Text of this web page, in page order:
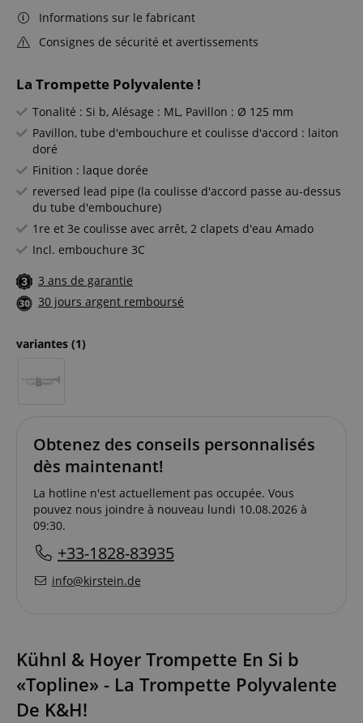
La Trompette Polyvalente !
Tonalité : Si b, Alésage : ML, Pavillon : Ø 125 mm
Pavillon, tube d'embouchure et coulisse d'accord : laiton
doré
Finition : laque dorée
reversed lead pipe (la coulisse d'accord passe au-dessus
du tube d'embouchure)
1re et 3e coulisse avec arrêt, 2 clapets d'eau Amado
Incl. embouchure 3C
3 ans de garantie
30 jours argent remboursé
variantes (1)
Informations sur le fabricant
Consignes de sécurité et avertissements
Obtenez des conseils personnalisés
dès maintenant!
La hotline n'est actuellement pas occupée. Vous
pouvez nous joindre à nouveau lundi 10.08.2026 à
09:30.
+33-1828-83935
info@kirstein.de
Kühnl & Hoyer Trompette En Si b
«Topline» - La Trompette Polyvalente
De K&H!